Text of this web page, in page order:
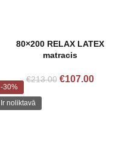
80×200 RELAX LATEX
matracis
€213.00 €107.00
-30%
Ir noliktavā